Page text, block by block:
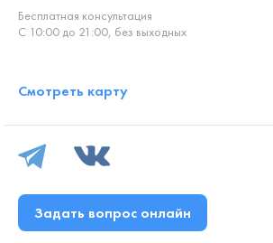
Бесплатная консультация
С 10:00 до 21:00, без выходных
Смотреть карту
Задать вопрос онлайн